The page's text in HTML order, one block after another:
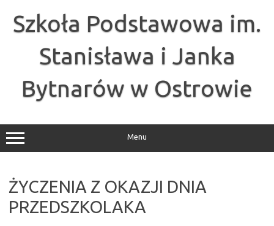
treściSzkoła Podstawowa im.
Stanisława i Janka
Bytnarów w Ostrowie
Menu
ŻYCZENIA Z OKAZJI DNIA
PRZEDSZKOLAKA